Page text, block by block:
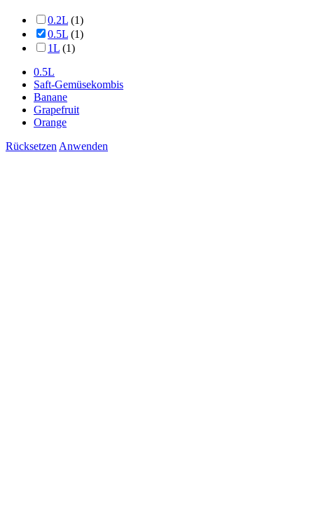
0.2L (1)
0.5L (1)
1L (1)
0.5L
Saft-Gemüsekombis
Banane
Grapefruit
Orange
Rücksetzen Anwenden